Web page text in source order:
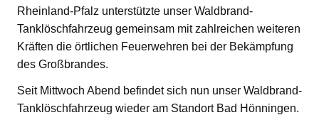
Rheinland-Pfalz unterstützte unser Waldbrand-
Tanklöschfahrzeug gemeinsam mit zahlreichen weiteren
Kräften die örtlichen Feuerwehren bei der Bekämpfung
des Großbrandes.
Seit Mittwoch Abend befindet sich nun unser Waldbrand-
Tanklöschfahrzeug wieder am Standort Bad Hönningen.